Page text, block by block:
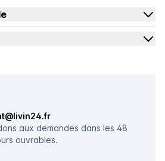
aux demandes dans les 48
ouvrables.